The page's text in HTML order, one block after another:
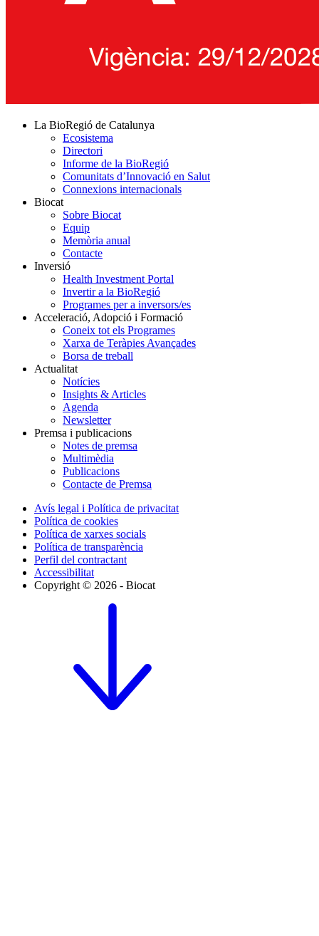
La BioRegió de Catalunya
Ecosistema
Directori
Informe de la BioRegió
Comunitats d’Innovació en Salut
Connexions internacionals
Biocat
Sobre Biocat
Equip
Memòria anual
Contacte
Inversió
Health Investment Portal
Invertir a la BioRegió
Programes per a inversors/es
Acceleració, Adopció i Formació
Coneix tot els Programes
Xarxa de Teràpies Avançades
Borsa de treball
Actualitat
Notícies
Insights & Articles
Agenda
Newsletter
Premsa i publicacions
Notes de premsa
Multimèdia
Publicacions
Contacte de Premsa
Avís legal i Política de privacitat
Política de cookies
Política de xarxes socials
Política de transparència
Perfil del contractant
Accessibilitat
Copyright © 2026 - Biocat